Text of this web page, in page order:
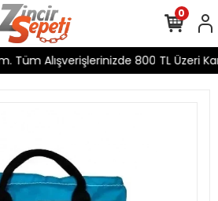
Alışverişlerinizde 800 TL Üzeri
0